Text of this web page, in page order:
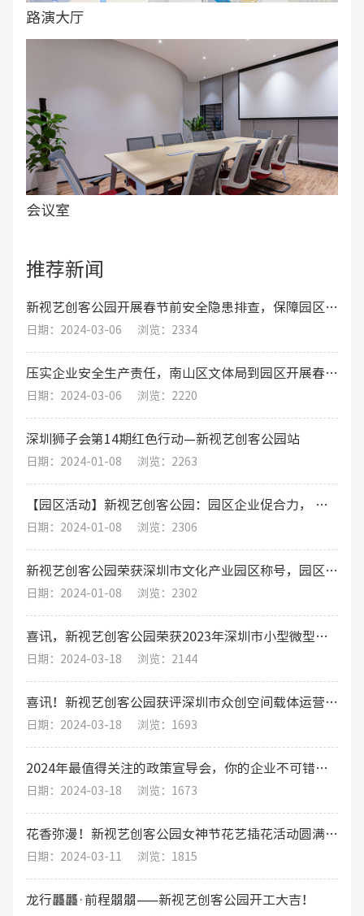
路演大厅
会议室
推荐新闻
新视艺创客公园开展春节前安全隐患排查，保障园区职工的生命财产安全
日期：2024-03-06 浏览：2334
压实企业安全生产责任，南山区文体局到园区开展春节期间安全生产工作综合督导检查
日期：2024-03-06 浏览：2220
深圳狮子会第14期红色行动—新视艺创客公园站
日期：2024-01-08 浏览：2263
【园区活动】新视艺创客公园：园区企业促合力， 围炉煮茶话发展
日期：2024-01-08 浏览：2306
新视艺创客公园荣获深圳市文化产业园区称号，园区运营将迎来新机遇！
日期：2024-01-08 浏览：2302
喜讯，新视艺创客公园荣获2023年深圳市小型微型企业创业创新示范基地
日期：2024-03-18 浏览：2144
喜讯！新视艺创客公园获评深圳市众创空间载体运营评价A级（优秀）
日期：2024-03-18 浏览：1693
2024年最值得关注的政策宣导会，你的企业不可错过的发展机遇
日期：2024-03-18 浏览：1673
花香弥漫！新视艺创客公园女神节花艺插花活动圆满结束
日期：2024-03-11 浏览：1815
龙行龘龘·前程朤朤——新视艺创客公园开工大吉！